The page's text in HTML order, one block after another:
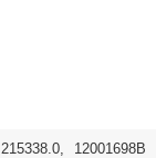
215338.0, 12001698B